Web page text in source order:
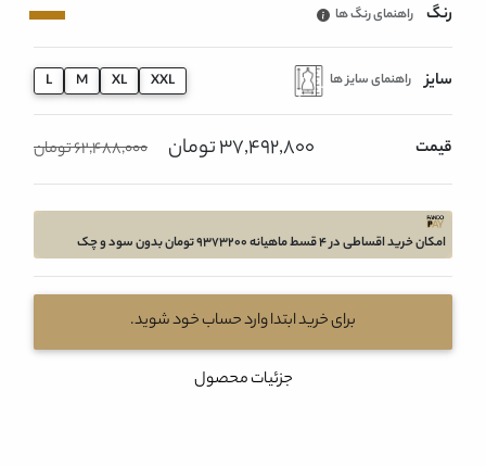
رنگ راهنمای رنگ ها
سایز راهنمای سایز ها XL XXL
قیمت 37,492,800 تومان 62,488,000 تومان
امکان خرید اقساطی در 4 قسط ماهیانه 9373200 تومان بدون سود و چک
برای خرید ابتدا وارد حساب خود شوید.
جزئیات محصول